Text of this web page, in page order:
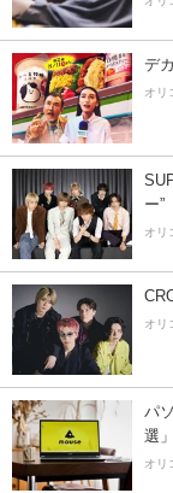
デ
オリ
ー”
オリ
オリ
パ
選」
オリ